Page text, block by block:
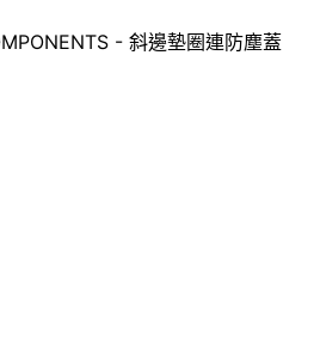
- 斜邊墊圈連防塵蓋